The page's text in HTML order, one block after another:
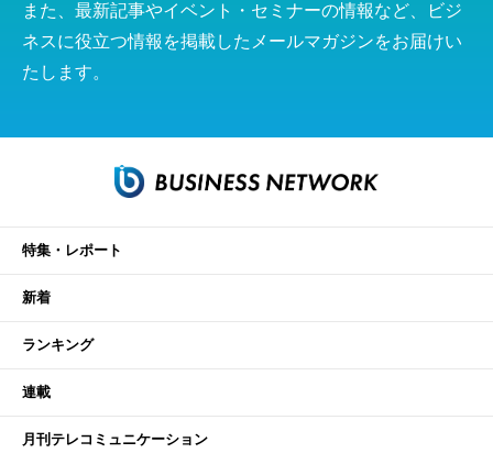
また、最新記事やイベント・セミナーの情報など、ビジ
ネスに役立つ情報を掲載したメールマガジンをお届けい
たします。
特集・レポート
新着
ランキング
連載
月刊テレコミュニケーション